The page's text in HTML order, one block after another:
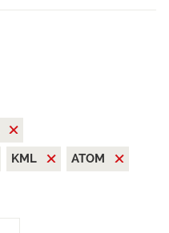
KML
ATOM